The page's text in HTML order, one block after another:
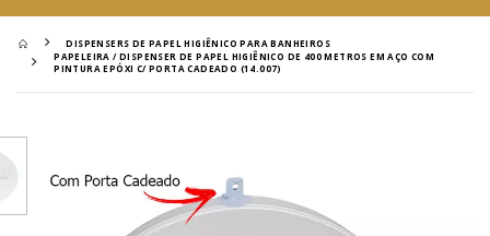
DISPENSERS DE PAPEL HIGIÊNICO PARA BANHEIROS
PAPELEIRA / DISPENSER DE PAPEL HIGIÊNICO DE 400 METROS EM AÇO COM
PINTURA EPÓXI C/ PORTA CADEADO (14.007)